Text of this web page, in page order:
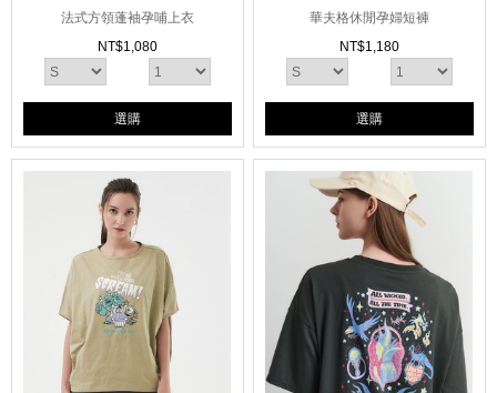
法式方領蓬袖孕哺上衣
NT$1,080
選購
華夫格休閒孕婦短褲
NT$1,180
選購